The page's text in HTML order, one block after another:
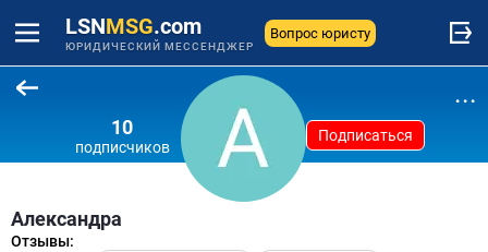
LSNMSG.com
ЮРИДИЧЕСКИЙ МЕССЕНДЖЕР
Вопрос юристу
10
подписчиков
Подписаться
...
Александра
Отзывы: